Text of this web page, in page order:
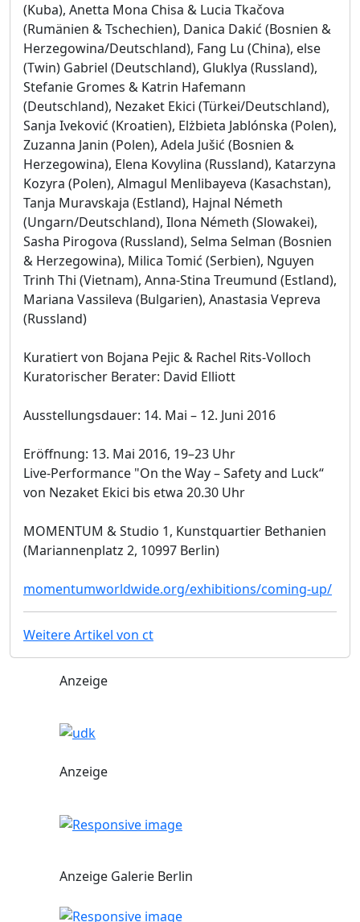
(Kuba), Anetta Mona Chisa & Lucia Tkačova
(Rumänien & Tschechien), Danica Dakić (Bosnien &
Herzegowina/Deutschland), Fang Lu (China), else
(Twin) Gabriel (Deutschland), Gluklya (Russland),
Stefanie Gromes & Katrin Hafemann
(Deutschland), Nezaket Ekici (Türkei/Deutschland),
Sanja Iveković (Kroatien), Elżbieta Jablónska (Polen),
Zuzanna Janin (Polen), Adela Jušić (Bosnien &
Herzegowina), Elena Kovylina (Russland), Katarzyna
Kozyra (Polen), Almagul Menlibayeva (Kasachstan),
Tanja Muravskaja (Estland), Hajnal Németh
(Ungarn/Deutschland), Ilona Németh (Slowakei),
Sasha Pirogova (Russland), Selma Selman (Bosnien
& Herzegowina), Milica Tomić (Serbien), Nguyen
Trinh Thi (Vietnam), Anna-Stina Treumund (Estland),
Mariana Vassileva (Bulgarien), Anastasia Vepreva
(Russland)
Kuratiert von Bojana Pejic & Rachel Rits-Volloch
Kuratorischer Berater: David Elliott
Ausstellungsdauer: 14. Mai – 12. Juni 2016
Eröffnung: 13. Mai 2016, 19–23 Uhr
Live-Performance "On the Way – Safety and Luck“
von Nezaket Ekici bis etwa 20.30 Uhr
MOMENTUM & Studio 1, Kunstquartier Bethanien
(Mariannenplatz 2, 10997 Berlin)
momentumworldwide.org/exhibitions/coming-up/
Weitere Artikel von ct
Anzeige
Anzeige
Anzeige Galerie Berlin